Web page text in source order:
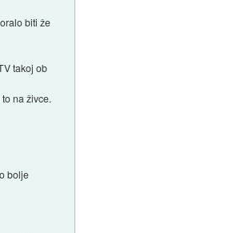
biti že
takoj ob
na živce.
bolje